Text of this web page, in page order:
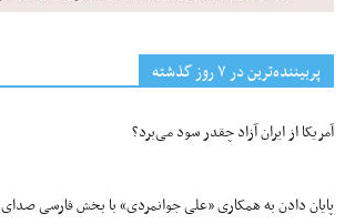
پربیننده‌ترین‌ در ۷ روز گذشته
آمریکا از ایران آزاد چقدر سود می‌برد؟
پایان دادن به همکاری «علی جوانمردی» با بخش فارسی صدای